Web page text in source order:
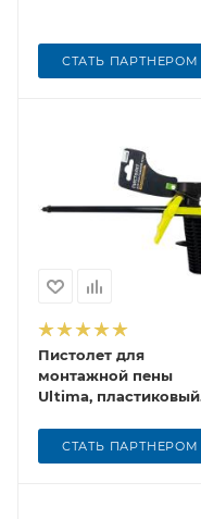
СТАТЬ ПАРТНЕРОМ
Пистолет для
монтажной пены
Ultima, пластиковый
СТАТЬ ПАРТНЕРОМ